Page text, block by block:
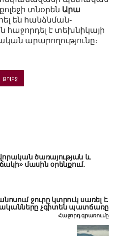
տնօրեն Արա
են հանձնման-
հաջորդել է տեխնիկայի
արարողությունը։
քոլեջ
ծառայության և
մասին օրենքում.
ջուրը կտրուկ սառել է.
չգիտեն պատճառը
Հաջորդ գրառումը